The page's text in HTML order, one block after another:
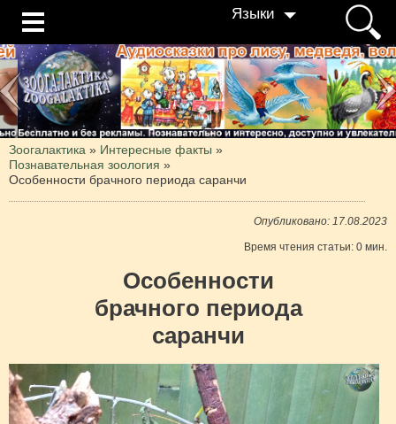
Языки
Зоогалактика » Интересные факты »
Познавательная зоология »
Особенности брачного периода саранчи
Опубликовано: 17.08.2023
Время чтения статьи: 0 мин.
Особенности
брачного периода
саранчи